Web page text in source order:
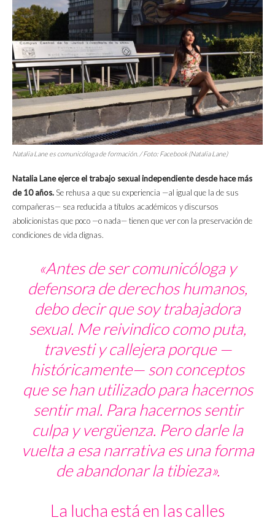
Natalia Lane es comunicóloga de formación. / Foto: Facebook (Natalia Lane)
Natalia Lane ejerce el trabajo sexual independiente desde hace más
de 10 años. Se rehusa a que su experiencia —al igual que la de sus
compañeras— sea reducida a títulos académicos y discursos
abolicionistas que poco —o nada— tienen que ver con la preservación de
condiciones de vida dignas.
«Antes de ser comunicóloga y
defensora de derechos humanos,
debo decir que soy trabajadora
sexual. Me reivindico como puta,
travesti y callejera porque —
históricamente— son conceptos
que se han utilizado para hacernos
sentir mal. Para hacernos sentir
culpa y vergüenza. Pero darle la
vuelta a esa narrativa es una forma
de abandonar la tibieza».
La lucha está en las calles